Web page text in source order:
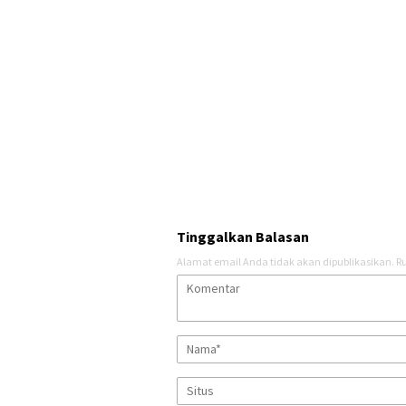
Tinggalkan Balasan
Alamat email Anda tidak akan dipublikasikan.